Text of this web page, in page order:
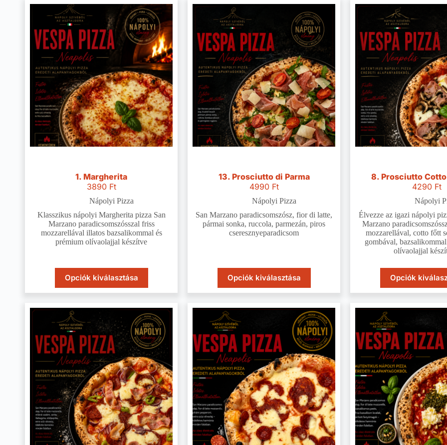
1. Margherita
3890 Ft
Nápolyi Pizza
Klasszikus nápolyi Margherita pizza San
Marzano paradicsomszósszal friss
mozzarellával illatos bazsalikommal és
prémium olívaolajjal készítve
Opciók kiválasztása
13. Prosciutto di Parma
4990 Ft
Nápolyi Pizza
San Marzano paradicsomszósz, fior di latte,
pármai sonka, ruccola, parmezán, piros
cseresznyeparadicsom
Opciók kiválasztása
8. Prosciutto
4290 Ft
Nápolyi
Élvezze az igazi nápolyi
Marzano
mozzarellával, cotto főtt
gombával,
olívaolajjal
Opciók